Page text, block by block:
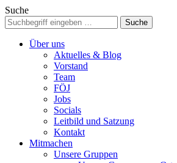
Suche
Über uns
Aktuelles & Blog
Vorstand
Team
FÖJ
Jobs
Socials
Leitbild und Satzung
Kontakt
Mitmachen
Unsere Gruppen